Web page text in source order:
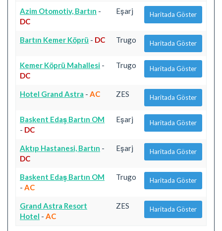
Azim Otomotiv, Bartın -
DC
Eşarj Haritada Göster
Bartın Kemer Köprü - DC Trugo Haritada Göster
Kemer Köprü Mahallesi -
DC
Trugo Haritada Göster
Hotel Grand Astra - AC ZES Haritada Göster
Baskent Edaş Bartın OM
- DC
Eşarj Haritada Göster
Aktıp Hastanesi, Bartın -
DC
Eşarj Haritada Göster
Baskent Edaş Bartın OM
- AC
Trugo Haritada Göster
Grand Astra Resort
Hotel - AC
ZES Haritada Göster